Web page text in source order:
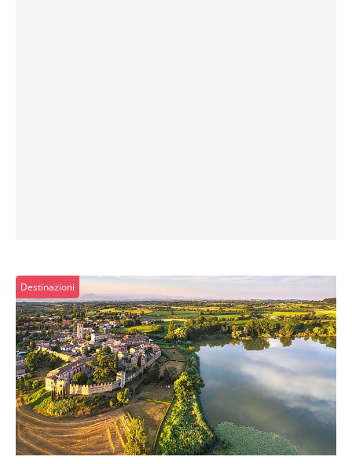
Destinazioni